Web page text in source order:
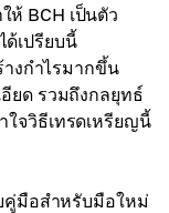
ห้ BCH เป็นตัว
ด้เปรียบนี้
างกำไรมากขึ้น
ยด รวมถึงกลยุทธ์
ใจวิธีเทรดเหรียญนี้
คู่มือสำหรับมือใหม่